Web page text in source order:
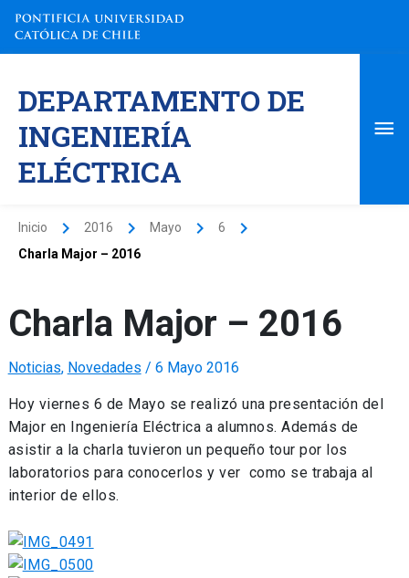
contenido
DEPARTAMENTO DE
INGENIERÍA
ELÉCTRICA
Inicio 2016 Mayo
6
Charla Major – 2016
Charla Major – 2016
Noticias, Novedades / 6 Mayo 2016
Hoy viernes 6 de Mayo se realizó una presentación del
Major en Ingeniería Eléctrica a alumnos. Además de
asistir a la charla tuvieron un pequeño tour por los
laboratorios para conocerlos y ver como se trabaja al
interior de ellos.